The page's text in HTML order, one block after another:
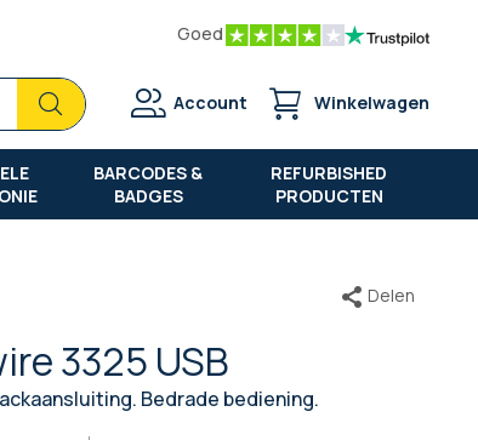
Goed
Zoek
Zoek
Account Winkelwagen
BARCODES &
BADGES
REFURBISHED
PRODUCTEN
3325 USB
Bedrade bediening.
Delen